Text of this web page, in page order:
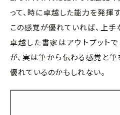
って、時に卓越した能力を発揮
この感覚が優れていれば、上手
卓越した書家はアウトプット
が、実は筆から伝わる感覚と
優れているのかもしれない。